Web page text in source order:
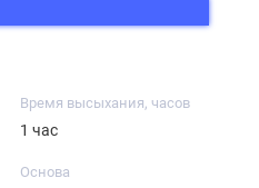
Время высыхания, часов
1 час
Основа